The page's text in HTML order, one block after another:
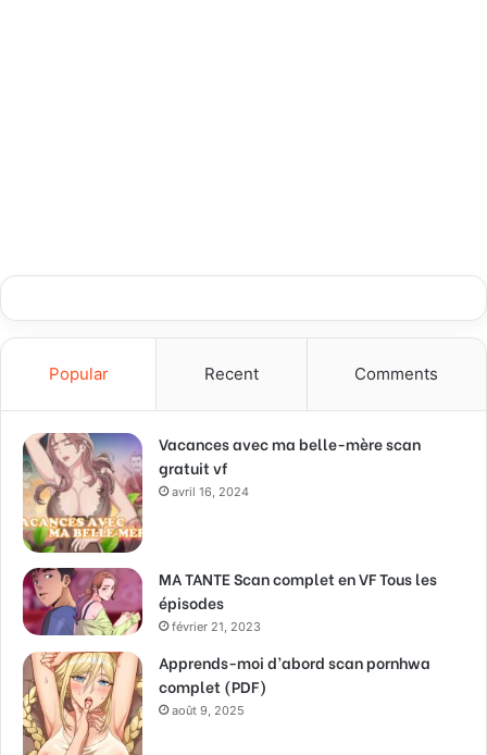
Popular Recent Comments
Vacances avec ma belle-mère scan
gratuit vf
avril 16, 2024
MA TANTE Scan complet en VF Tous les
épisodes
février 21, 2023
Apprends-moi d’abord scan pornhwa
complet (PDF)
août 9, 2025